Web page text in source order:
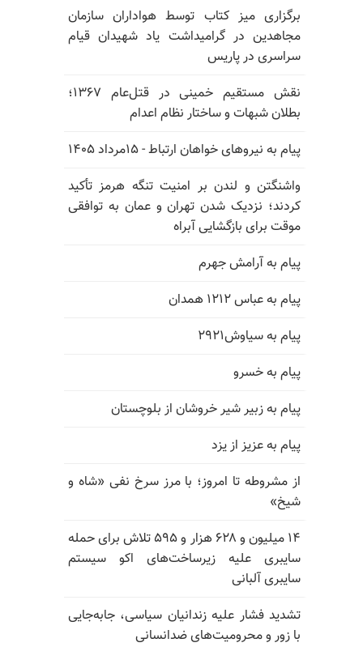
برگزاری میز کتاب توسط هواداران سازمان
مجاهدین در گرامیداشت یاد شهیدان قیام
سراسری در پاریس
نقش مستقیم خمینی در قتل‌عام ۱۳۶۷؛
بطلان شبهات و ساختار نظام اعدام
پیام به نیروهای خواهان ارتباط - ۱۵مرداد ۱۴۰۵
واشنگتن و لندن بر امنیت تنگه هرمز تأکید
کردند؛ نزدیک شدن تهران و عمان به توافقی
موقت برای بازگشایی آبراه
پیام به آرامش جهرم
پیام به عباس ۱۲۱۲ همدان
پیام به سیاوش۲۹۲۱
پیام به خسرو
پیام به زبیر شیر خروشان از بلوچستان
پیام به عزیز از یزد
از مشروطه تا امروز؛ با مرز سرخ نفی «شاه و
شیخ»
۱۴ میلیون و ۶۲۸ هزار و ۵۹۵ تلاش برای حمله
سایبری علیه زیرساخت‌های اکو سیستم
سایبری آلبانی
تشدید فشار علیه زندانیان سیاسی، جابه‌جایی
با زور و محرومیت‌های ضدانسانی